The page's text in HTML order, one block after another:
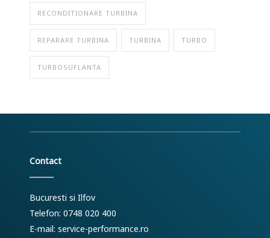
RECONDITIONARE TURBINA
REPARARE TURBINA TURBINA TURBO
TURBOSUFLANTA
Contact
Bucuresti si Ilfov
Telefon: 0748 020 400
E-mail: service-performance.ro